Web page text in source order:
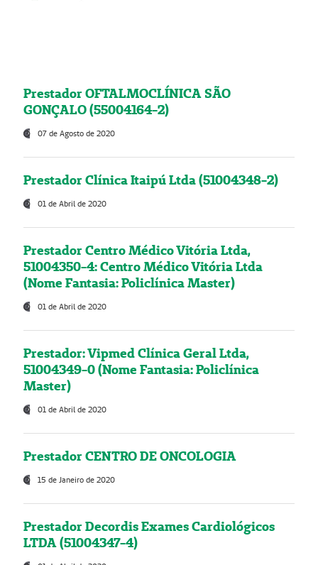
Prestador OFTALMOCLÍNICA SÃO
GONÇALO (55004164-2)
07 de Agosto de 2020
Prestador Clínica Itaipú Ltda (51004348-2)
01 de Abril de 2020
Prestador Centro Médico Vitória Ltda,
51004350-4: Centro Médico Vitória Ltda
(Nome Fantasia: Policlínica Master)
01 de Abril de 2020
Prestador: Vipmed Clínica Geral Ltda,
51004349-0 (Nome Fantasia: Policlínica
Master)
01 de Abril de 2020
Prestador CENTRO DE ONCOLOGIA
15 de Janeiro de 2020
Prestador Decordis Exames Cardiológicos
LTDA (51004347-4)